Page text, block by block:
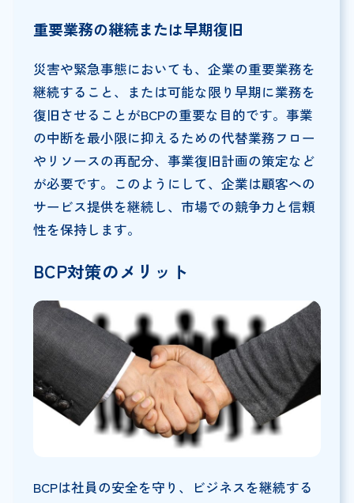
重要業務の継続または早期復旧
災害や緊急事態においても、企業の重要業務を
継続すること、または可能な限り早期に業務を
復旧させることがBCPの重要な目的です。事業
の中断を最小限に抑えるための代替業務フロー
やリソースの再配分、事業復旧計画の策定など
が必要です。このようにして、企業は顧客への
サービス提供を継続し、市場での競争力と信頼
性を保持します。
BCP対策のメリット
BCPは社員の安全を守り、ビジネスを継続する